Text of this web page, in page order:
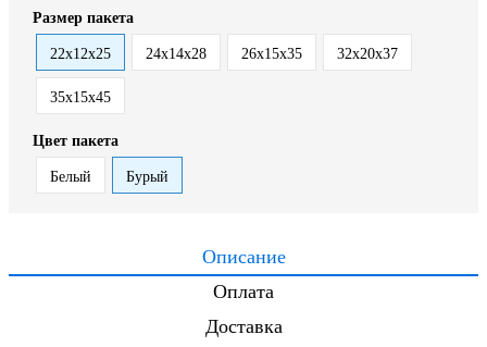
Размер пакета
22х12х25 24х14х28 26х15х35 32х20х37
35х15х45
Цвет пакета
Белый Бурый
Описание
Оплата
Доставка